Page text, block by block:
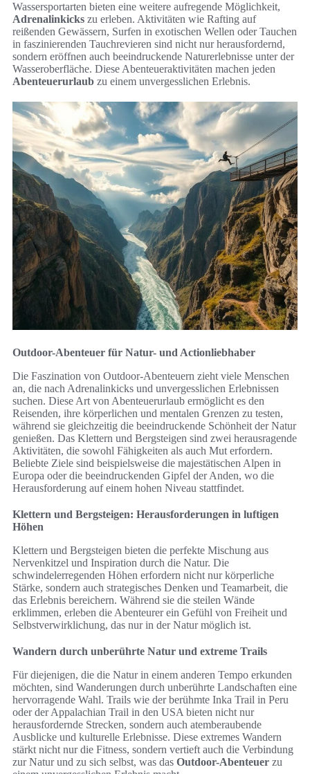
Wassersportarten bieten eine weitere aufregende Möglichkeit,
Adrenalinkicks zu erleben. Aktivitäten wie Rafting auf
reißenden Gewässern, Surfen in exotischen Wellen oder Tauchen
in faszinierenden Tauchrevieren sind nicht nur herausfordernd,
sondern eröffnen auch beeindruckende Naturerlebnisse unter der
Wasseroberfläche. Diese Abenteueraktivitäten machen jeden
Abenteuerurlaub zu einem unvergesslichen Erlebnis.
Outdoor-Abenteuer für Natur- und Actionliebhaber
Die Faszination von Outdoor-Abenteuern zieht viele Menschen
an, die nach Adrenalinkicks und unvergesslichen Erlebnissen
suchen. Diese Art von Abenteuerurlaub ermöglicht es den
Reisenden, ihre körperlichen und mentalen Grenzen zu testen,
während sie gleichzeitig die beeindruckende Schönheit der Natur
genießen. Das Klettern und Bergsteigen sind zwei herausragende
Aktivitäten, die sowohl Fähigkeiten als auch Mut erfordern.
Beliebte Ziele sind beispielsweise die majestätischen Alpen in
Europa oder die beeindruckenden Gipfel der Anden, wo die
Herausforderung auf einem hohen Niveau stattfindet.
Klettern und Bergsteigen: Herausforderungen in luftigen
Höhen
Klettern und Bergsteigen bieten die perfekte Mischung aus
Nervenkitzel und Inspiration durch die Natur. Die
schwindelerregenden Höhen erfordern nicht nur körperliche
Stärke, sondern auch strategisches Denken und Teamarbeit, die
das Erlebnis bereichern. Während sie die steilen Wände
erklimmen, erleben die Abenteurer ein Gefühl von Freiheit und
Selbstverwirklichung, das nur in der Natur möglich ist.
Wandern durch unberührte Natur und extreme Trails
Für diejenigen, die die Natur in einem anderen Tempo erkunden
möchten, sind Wanderungen durch unberührte Landschaften eine
hervorragende Wahl. Trails wie der berühmte Inka Trail in Peru
oder der Appalachian Trail in den USA bieten nicht nur
herausfordernde Strecken, sondern auch atemberaubende
Ausblicke und kulturelle Erlebnisse. Diese extremes Wandern
stärkt nicht nur die Fitness, sondern vertieft auch die Verbindung
zur Natur und zu sich selbst, was das Outdoor-Abenteuer zu